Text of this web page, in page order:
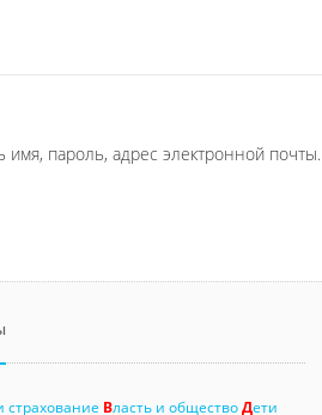
имя, пароль, адрес электронной почты.
Власть и обществоДети